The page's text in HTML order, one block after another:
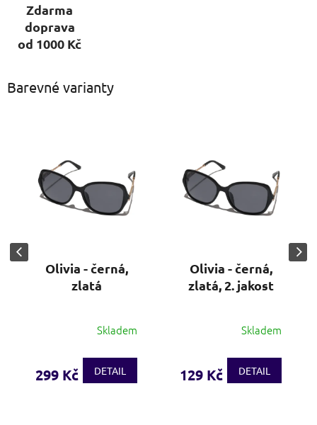
Zdarma
doprava
od 1000 Kč
Barevné varianty
Olivia - černá,
zlatá
Skladem
299 Kč DETAIL
Olivia - černá,
zlatá, 2. jakost
Skladem
129 Kč DETAIL